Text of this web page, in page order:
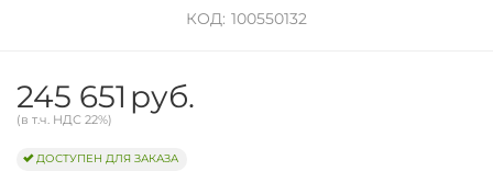
КОД: 100550132
245 651 руб.
(в т.ч. НДС 22%)
ДОСТУПЕН ДЛЯ ЗАКАЗА